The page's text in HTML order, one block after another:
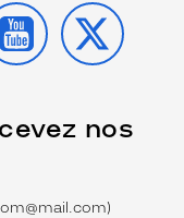
X
nos